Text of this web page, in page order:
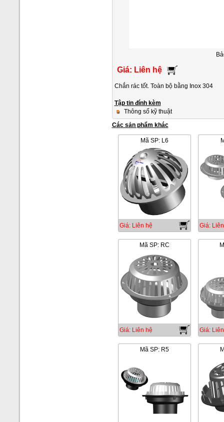
Giá: Liên hệ
Chắn rác tốt. Toàn bộ bằng Inox 304
Tập tin đính kèm
Thông số kỹ thuật
Các sản phẩm khác
Mã SP: L6
Giá: Liên hệ Giá:
Mã SP: RC
Giá: Liên hệ Giá:
Mã SP: R5